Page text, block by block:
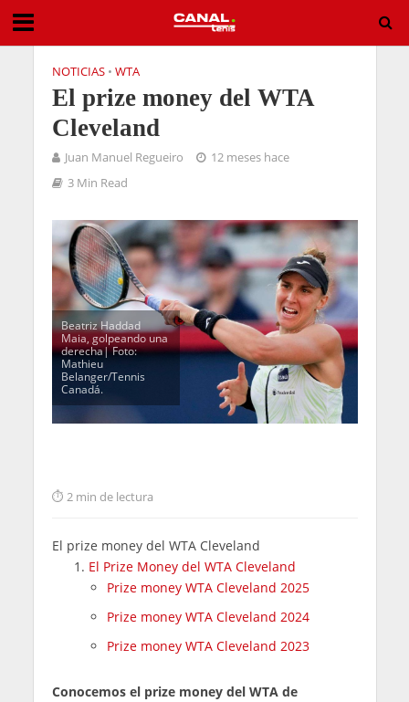
NOTICIAS • WTA
El prize money del WTA
Cleveland
Juan Manuel Regueiro
12 meses hace
3 Min Read
Beatriz Haddad
Maia, golpeando una
derecha| Foto:
Mathieu
Belanger/Tennis
Canadá.
2 min de lectura
El prize money del WTA Cleveland
El Prize Money del WTA Cleveland
Prize money WTA Cleveland 2025
Prize money WTA Cleveland 2024
Prize money WTA Cleveland 2023
Conocemos el prize money del WTA de